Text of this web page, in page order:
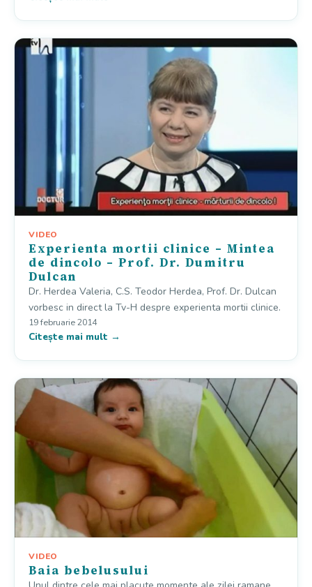
VIDEO
Experienta mortii clinice – Mintea
de dincolo – Prof. Dr. Dumitru
Dulcan
Dr. Herdea Valeria, C.S. Teodor Herdea, Prof. Dr. Dulcan
vorbesc in direct la Tv-H despre experienta mortii clinice.
19 februarie 2014
Citește mai mult →
VIDEO
Baia bebelusului